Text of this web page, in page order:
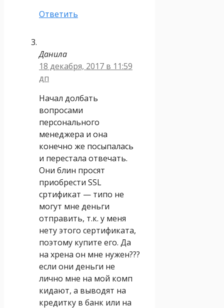
Ответить
Данила
18 декабря, 2017 в 11:59
дп
Начал долбать
вопросами
персонального
менеджера и она
конечно же посыпалась
и перестала отвечать.
Они блин просят
приобрести SSL
сртификат — типо не
могут мне деньги
отправить, т.к. у меня
нету этого сертификата,
поэтому купите его. Да
на хрена он мне нужен???
если они деньги не
лично мне на мой комп
кидают, а выводят на
кредитку в банк или на